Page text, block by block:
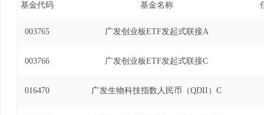
2019年11月14日)、广发中证军工交易型开放
金基金经理(自2017年1月25日至2019年11月14
农业指数证券投资基金基金经理(自2018年8月6
日)、广发美国房地产指数证券投资基金基金经
基金代码 基金名称
003765 广发创业板ETF发起式联接A
003766 广发创业板ETF发起式联接C
016470 广发生物科技指数人民币（QDII）C